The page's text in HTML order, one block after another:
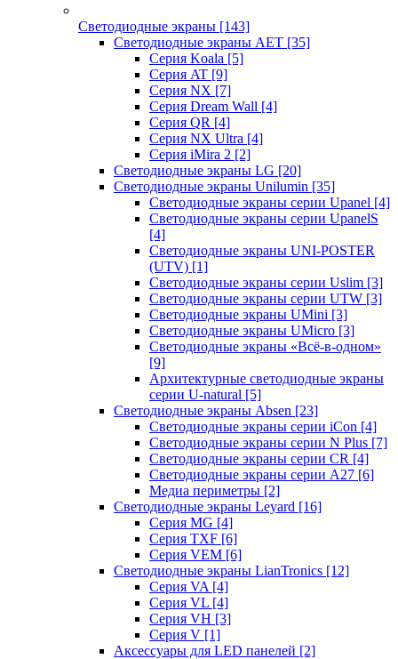
Светодиодные экраны [143]
Светодиодные экраны AET [35]
Cерия Koala [5]
Серия AT [9]
Серия NX [7]
Серия Dream Wall [4]
Серия QR [4]
Серия NX Ultra [4]
Серия iMira 2 [2]
Светодиодные экраны LG [20]
Светодиодные экраны Unilumin [35]
Светодиодные экраны серии Upanel [4]
Светодиодные экраны серии UpanelS
[4]
Светодиодные экраны UNI-POSTER
(UTV) [1]
Светодиодные экраны серии Uslim [3]
Светодиодные экраны серии UTW [3]
Светодиодные экраны UMini [3]
Светодиодные экраны UMicro [3]
Светодиодные экраны «Всё-в-одном»
[9]
Архитектурные светодиодные экраны
серии U-natural [5]
Светодиодные экраны Absen [23]
Светодиодные экраны серии iCon [4]
Светодиодные экраны серии N Plus [7]
Светодиодные экраны серии CR [4]
Светодиодные экраны серии А27 [6]
Медиа периметры [2]
Светодиодные экраны Leyard [16]
Серия MG [4]
Серия TXF [6]
Серия VEM [6]
Светодиодные экраны LianTronics [12]
Серия VA [4]
Серия VL [4]
Серия VH [3]
Серия V [1]
Аксессуары для LED панелей [2]